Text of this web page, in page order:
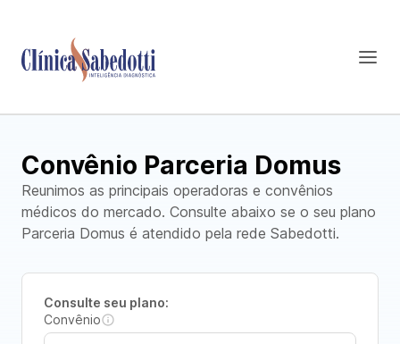
Convênio Parceria Domus
Reunimos as principais operadoras e convênios
médicos do mercado. Consulte abaixo se o seu plano
Parceria Domus é atendido pela rede Sabedotti.
Consulte seu plano:
Convênio